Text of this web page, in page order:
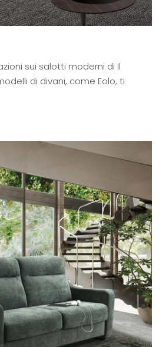
sui salotti moderni di Il
di divani, come Eolo, ti